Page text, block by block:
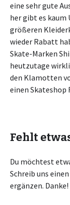
eine sehr gute
her gibt es kaum
größeren
wieder Rabatt
Skate-Marken
heutzutage
den Klamotten
einen Skateshop
Fehlt
Du möchtest
Schreib uns
ergänzen. Danke!